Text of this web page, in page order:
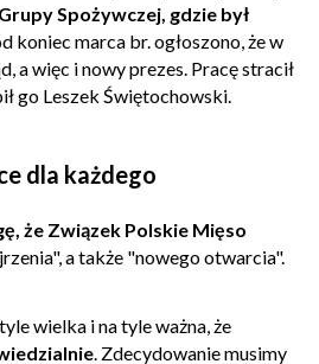
Spożywczej, gdzie był
koniec marca br. ogłoszono, że w
a więc i nowy prezes. Pracę stracił
go Leszek Świętochowski.
dla każdego
że Związek Polskie Mięso
a także "nowego otwarcia".
wielka i na tyle ważna, że
. Zdecydowanie musimy